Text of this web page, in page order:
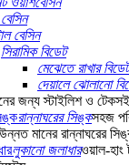
বেসিন
সিরামিক বিডেট
মেঝেতে রাখার বিডেট
দেয়ালে ঝোলানো
জন্য স্টাইলিশ ও টেকসই
রান্নাঘরের সিঙ্কসহজ
মানের রান্নাঘরের
লুকানো জলাধারওয়াল-হাং